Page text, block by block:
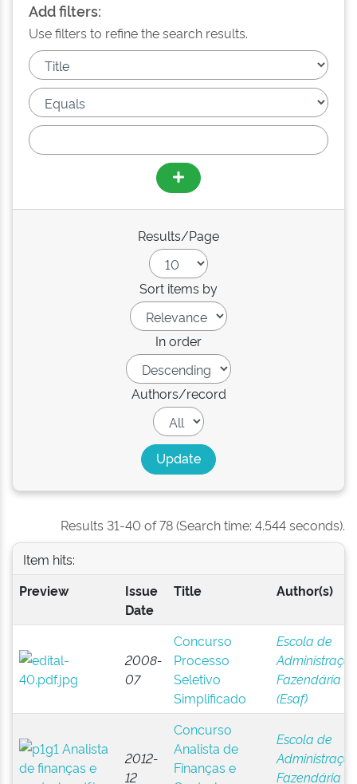
Add filters:
Use filters to refine the search results.
Results/Page
Sort items by
In order
Authors/record
Results 31-40 of 78 (Search time: 4.544 seconds).
Item hits:
Preview
Issue
Date
Title Author(s)
2008-
07
Concurso
Processo
Seletivo
Simplificado
Escola de
Fazendária
(Esaf)
2012-
12
Concurso
Analista de
Finanças e
Escola de
Fazendária